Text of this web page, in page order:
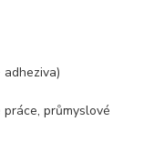
průmyslové